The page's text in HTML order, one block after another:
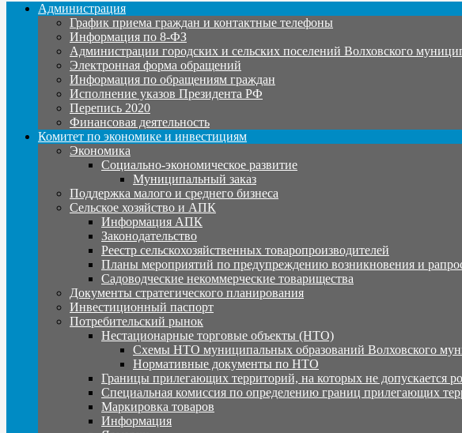
Администрация
График приема граждан и контактные телефоны
Информация по 8-ФЗ
Администрации городских и сельских поселений Волховского
Электронная форма обращений
Информация по обращениям граждан
Исполнение указов Президента РФ
Перепись 2020
Финансовая деятельность
Комитет по экономике и инвестициям
Экономика
Социально-экономическое развитие
Муниципальный заказ
Поддержка малого и среднего бизнеса
Сельское хозяйство и АПК
Информация АПК
Законодательство
Реестр сельскохозяйственных товаропроизводителей
Планы мероприятий по предупреждению возникновения и
Садоводческие некоммерческие товарищества
Документы стратегического планирования
Инвестиционный паспорт
Потребительский рынок
Нестационарные торговые объекты (НТО)
Схемы НТО муниципальных образований Волховского
Нормативные документы по НТО
Границы прилегающих территорий, на которых не допускается
Специальная комиссия по определению границ прилегающих
Маркировка товаров
Информация